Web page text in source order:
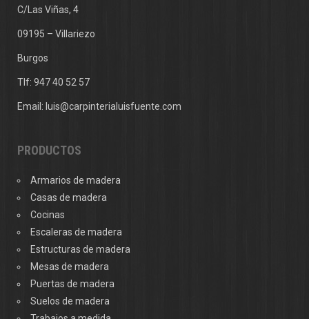
C/Las Viñas, 4
09195 – Villariezo
Burgos
Tlf: 947 40 52 57
Email: luis@carpinterialuisfuente.com
PRODUCTOS
Armarios de madera
Casas de madera
Cocinas
Escaleras de madera
Estructuras de madera
Mesas de madera
Puertas de madera
Suelos de madera